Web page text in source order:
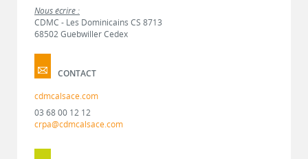
Nous écrire :
CDMC - Les Dominicains CS 8713
68502 Guebwiller Cedex
CONTACT
cdmcalsace.com
03 68 00 12 12
crpa@cdmcalsace.com